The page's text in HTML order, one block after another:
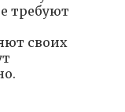
требуют
своих